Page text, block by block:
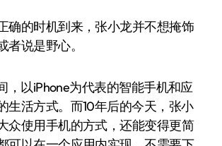
的时机到来，张小龙并不想掩饰
者说是野心。
以iPhone为代表的智能手机和应
生活方式。而10年后的今天，张小
众使用手机的方式，还能变得更简